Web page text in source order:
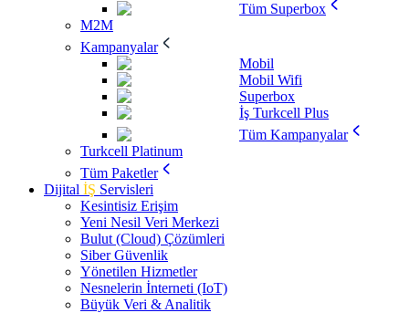
Tüm Superbox
M2M
Kampanyalar
Mobil
Mobil Wifi
Superbox
İş Turkcell Plus
Tüm Kampanyalar
Turkcell Platinum
Tüm Paketler
Dijital İŞ Servisleri
Kesintisiz Erişim
Yeni Nesil Veri Merkezi
Bulut (Cloud) Çözümleri
Siber Güvenlik
Yönetilen Hizmetler
Nesnelerin İnterneti (IoT)
Büyük Veri & Analitik